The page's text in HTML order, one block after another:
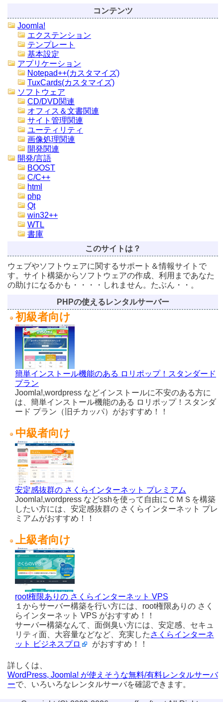
コンテンツ
Joomla!
エクステンション
テンプレート
基本設定
アプリケーション
Notepad++(カスタマイズ)
TuxCards(カスタマイズ)
ソフトウェア
CD/DVD関連
オフィス＆文書関連
サイト管理関連
ユーティリティ
画像処理関連
開発関連
開発/言語
BOOST
C/C++
html
php
Qt
win32++
WTL
書庫
このサイトは？
ウェブやソフトウェアに関するサポート＆情報サイトで
す。サイト構築からソフトウェアの作成、利用まであなた
の助けになるかも・・・・しれません。たぶん・・。
PHPの使えるレンタルサーバー
初級者向け
簡単インストール機能のある ロリポップ！スタンダード
プラン
Joomla!,wordpress などインストールに不安のある方に
は、簡単インストール機能のある ロリポップ！スタンダ
ード プラン（旧チカッパ）がおすすめ！！
中級者向け
安定感抜群の さくらインターネット プレミアム
Joomla!,wordpress などsshを使って自由にＣＭＳを構築
したい方には、安定感抜群の さくらインターネット プレ
ミアムがおすすめ！！
上級者向け
root権限ありの さくらインターネット VPS
１からサーバー構築を行い方には、root権限ありの さく
らインターネット VPS がおすすめ！！
サーバー構築なんて、面倒臭い方には、安定感、セキュ
リティ面、大容量などなど、充実した さくらインターネ
ット ビジネスプロ
がおすすめ！！
詳しくは、
WordPress, Joomla! が使えそうな無料/有料レンタルサーバ
ーで、いろいろなレンタルサーバを確認できます。